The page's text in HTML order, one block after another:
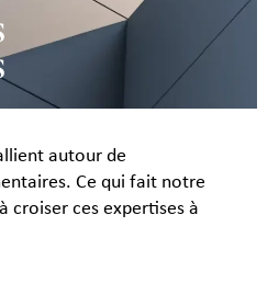
autour de
Ce qui fait notre
croiser ces expertises à